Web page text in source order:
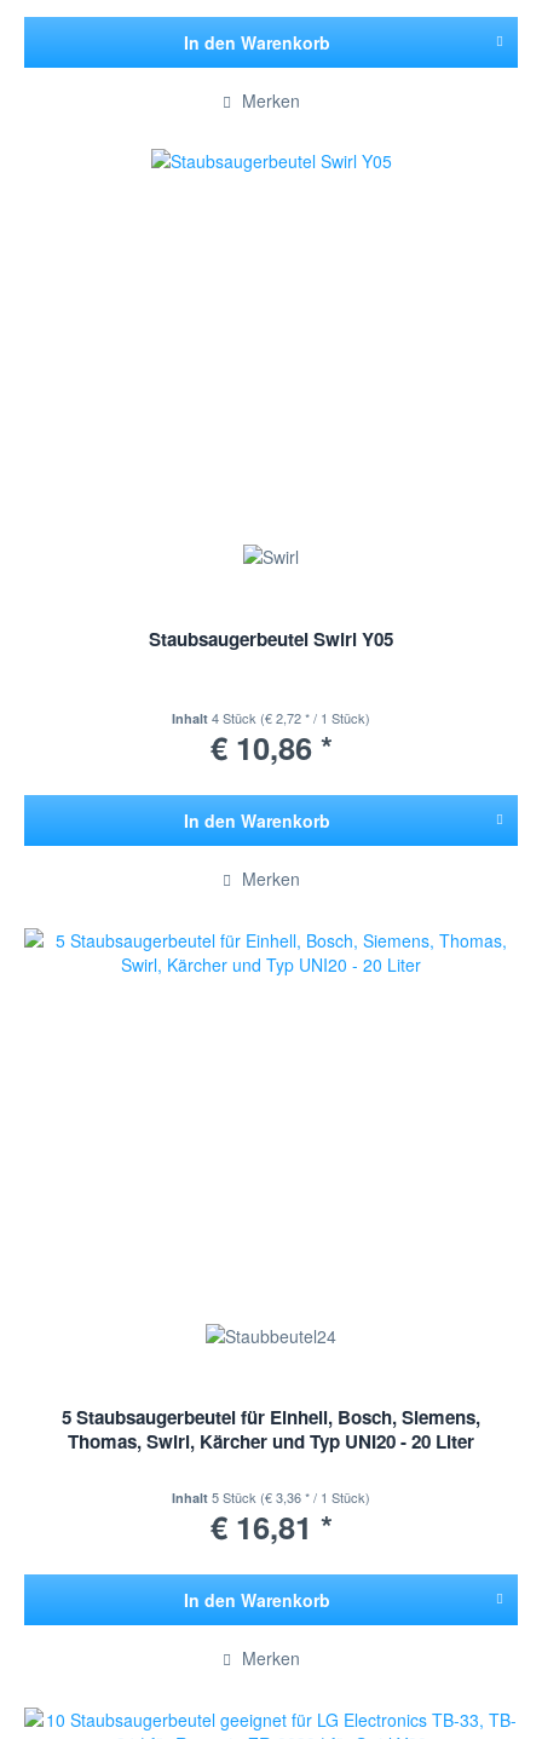
In den Warenkorb
Merken
Staubsaugerbeutel Swirl Y05
Inhalt4 Stück (€ 2,72 * / 1 Stück)
€ 10,86 *
In den Warenkorb
Hinzugefügt
Merken
5 Staubsaugerbeutel für Einhell, Bosch, Siemens,
Thomas, Swirl, Kärcher und Typ UNI20 - 20 Liter
Inhalt5 Stück (€ 3,36 * / 1 Stück)
€ 16,81 *
In den Warenkorb
Hinzugefügt
Merken